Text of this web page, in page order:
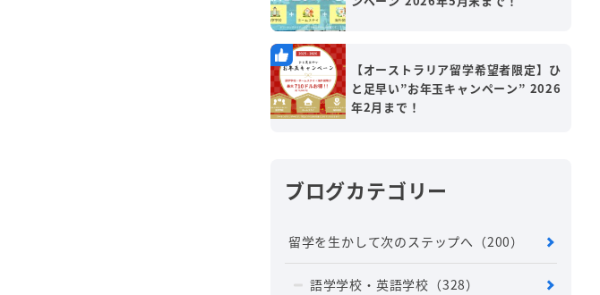
【オーストラリア留学希望者限定】ひ
と足早い”お年玉キャンペーン” 2026
年2月まで！
ブログカテゴリー
留学を生かして次のステップへ （200）
語学学校・英語学校 （328）